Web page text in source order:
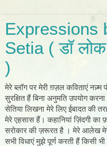
Expressions
Setia ( डॉ
)
मेरे ब्लॉग पर मेरी ग़ज़ल कविताएं नज़्म
सुरक्षित हैं बिना अनुमति उपयोग
सेतिया लिखना मेरे लिए ईबादत की
मेरे एहसास हैं। कहानियां ज़िंदगी का
सरोकार की ज़रूरत है । मेरे आलेख मेरे
सभी विधाएं मुझे पूर्ण करती हैं किसी